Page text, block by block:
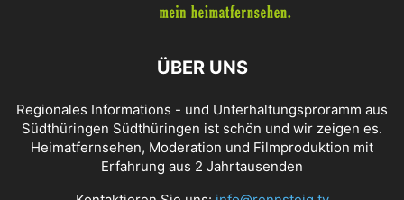
ÜBER UNS
Regionales Informations - und Unterhaltungsproramm aus
Südthüringen Südthüringen ist schön und wir zeigen es.
Heimatfernsehen, Moderation und Filmproduktion mit
Erfahrung aus 2 Jahrtausenden